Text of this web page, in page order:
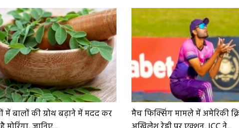
में बालों की ग्रोथ बढ़ाने में मदद कर
मैच फिक्सिंग मामले में अमेरिकी